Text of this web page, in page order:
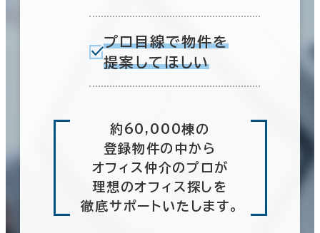
プロ目線で物件を
提案してほしい
約60,000棟の
登録物件の中から
オフィス仲介のプロが
理想のオフィス探しを
徹底サポートいたします。